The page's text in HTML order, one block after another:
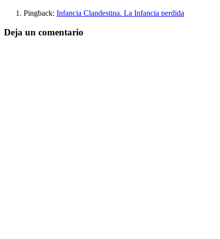
Pingback: Infancia Clandestina. La Infancia perdida
Deja un comentario